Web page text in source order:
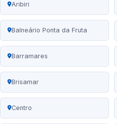
Aribiri
Balneário Ponta da Fruta
Barramares
Brisamar
Centro